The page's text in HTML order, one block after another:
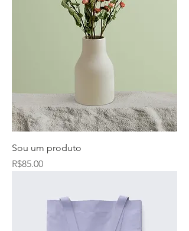
Sou um produto
Price
R$85.00